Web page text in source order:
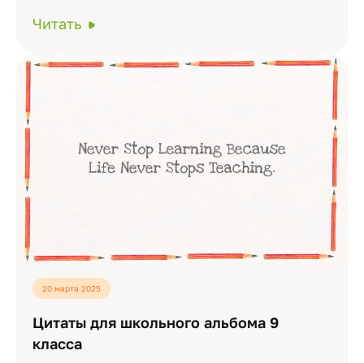
Читать
20 марта 2025
Цитаты для школьного альбома 9
класса